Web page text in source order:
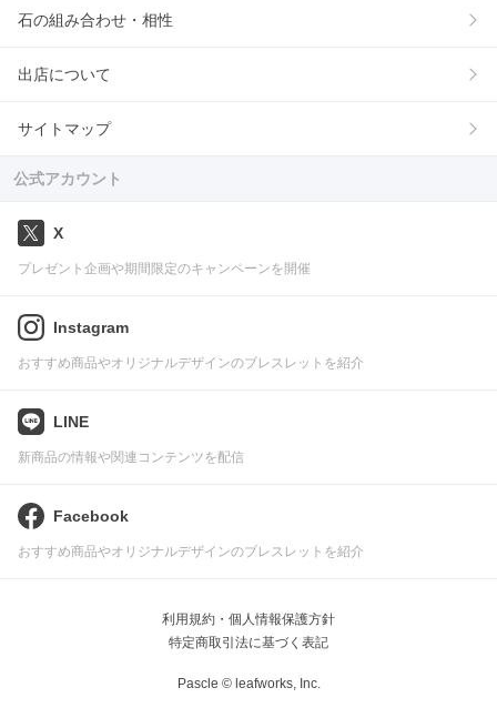
石の組み合わせ・相性
出店について
サイトマップ
公式アカウント
X
プレゼント企画や期間限定のキャンペーンを開催
Instagram
おすすめ商品やオリジナルデザインのブレスレットを紹介
LINE
新商品の情報や関連コンテンツを配信
Facebook
おすすめ商品やオリジナルデザインのブレスレットを紹介
利用規約・個人情報保護方針
特定商取引法に基づく表記
Pascle © leafworks, Inc.